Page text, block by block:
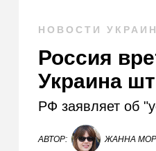
НОВОСТИ
Россия
Украина
РФ заявляет об
АВТОР: ЖАННА